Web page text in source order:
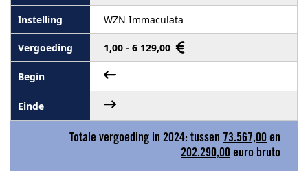
WZN Immaculata
1,00 - 6 129,00
Totale vergoeding in 2024: tussen 73.567,00 en
202.290,00 euro bruto